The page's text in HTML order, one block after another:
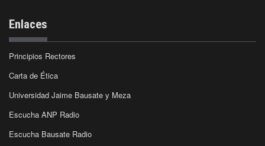
Enlaces
Principios Rectores
Carta de Ética
Universidad Jaime Bausate y Meza
Escucha ANP Radio
Escucha Bausate Radio